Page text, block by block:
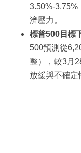
3.50%-3.75%
濟壓力。
標普500目標
500預測從
整），較3月
放緩與不確定